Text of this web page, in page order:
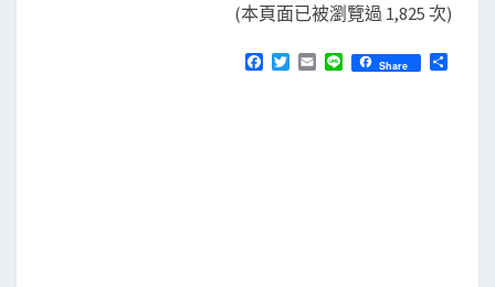
(本頁面已被瀏覽過 1,825 次)
T
E
Share